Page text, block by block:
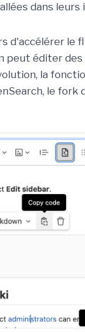
dans leurs
le
peut éditer
la
le fork